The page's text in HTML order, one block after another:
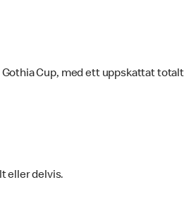
Cup, med ett uppskattat totalt
eller delvis.